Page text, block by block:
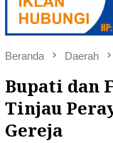
Beranda Daerah
Bupati dan
Tinjau
Gereja